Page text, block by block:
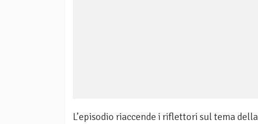
L’episodio riaccende i riflettori sul tema della